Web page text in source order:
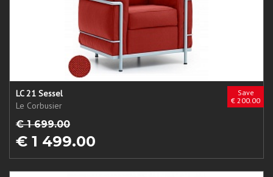
Save
€ 200.00
LC 21 Sessel
Le Corbusier
€ 1 699.00
€ 1 499.00